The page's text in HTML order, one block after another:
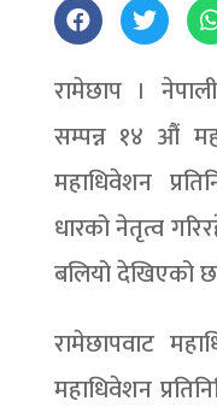
रामेछाप ।
सम्पन्न १४ औं
महाधिवेशन
धारको नेतृत्व
बलियो देखिएको
रामेछापवाट
महाधिवेशन